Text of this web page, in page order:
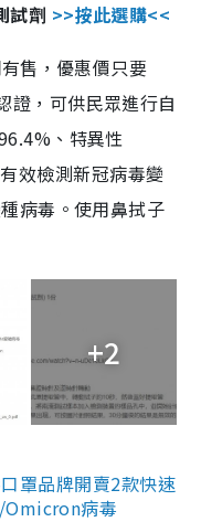
試劑 >>按此選購<<
售，優惠價只要
證，可供民眾進行自
、特異性
效檢測新冠病毒變
病毒。使用鼻拭子
+2
罩品牌開賣2款快速
Omicron病毒